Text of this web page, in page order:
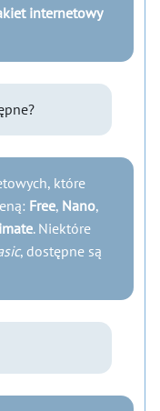
internetowy
które
Free, Nano,
. Niektóre
, dostępne są